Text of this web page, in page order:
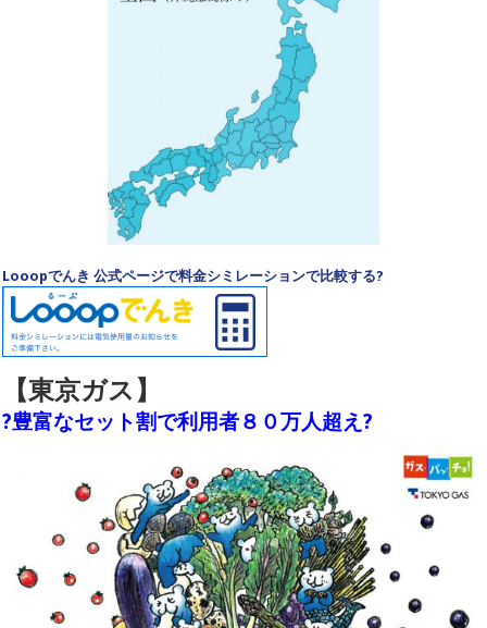
Looopでんき 公式ページで料金シミレーションで比較する?
【東京ガス】
?豊富なセット割で利用者８０万人超え?